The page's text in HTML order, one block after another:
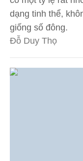
dạng tinh thể,
giống số đông.
Đỗ Duy Thọ